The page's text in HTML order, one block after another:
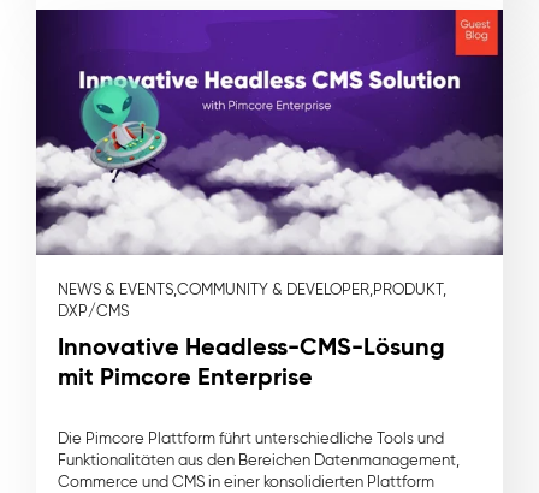
NEWS & EVENTS,COMMUNITY & DEVELOPER,PRODUKT,
DXP/CMS
Innovative Headless-CMS-Lösung
mit Pimcore Enterprise
Die Pimcore Plattform führt unterschiedliche Tools und
Funktionalitäten aus den Bereichen Datenmanagement,
Commerce und CMS in einer konsolidierten Plattform